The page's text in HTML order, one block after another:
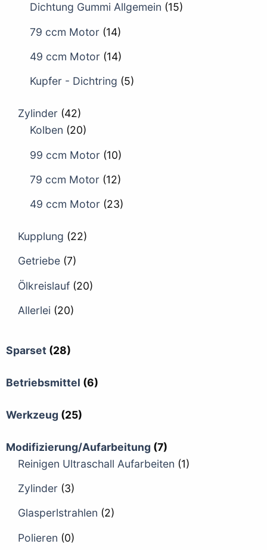
Dichtung Gummi Allgemein (15)
79 ccm Motor (14)
49 ccm Motor (14)
Kupfer - Dichtring (5)
Zylinder (42)
Kolben (20)
99 ccm Motor (10)
79 ccm Motor (12)
49 ccm Motor (23)
Kupplung (22)
Getriebe (7)
Ölkreislauf (20)
Allerlei (20)
Sparset (28)
Betriebsmittel (6)
Werkzeug (25)
Modifizierung/Aufarbeitung (7)
Reinigen Ultraschall Aufarbeiten (1)
Zylinder (3)
Glasperlstrahlen (2)
Polieren (0)